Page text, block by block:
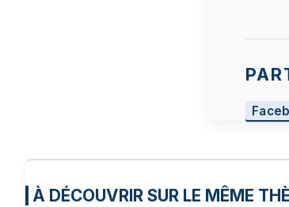
À DÉCOUVRIR SUR LE MÊME